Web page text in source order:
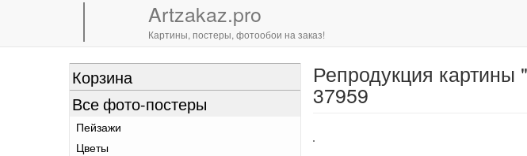
Artzakaz.pro
Картины, постеры, фотообои на заказ!
Корзина
Все фото-постеры
Пейзажи
Цветы
Репродукция картины
37959